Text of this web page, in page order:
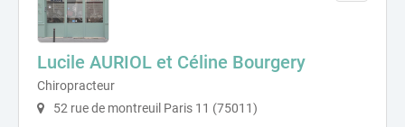
Lucile AURIOL et Céline Bourgery
Chiropracteur
52 rue de montreuil Paris 11 (75011)